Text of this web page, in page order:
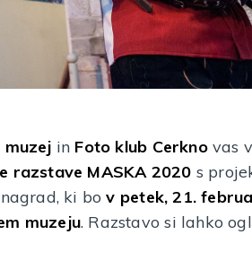
muzej in Foto klub Cerknovas
razstave MASKA 2020 s
ki bov petek, 21.
muzeju. Razstavo si lahko